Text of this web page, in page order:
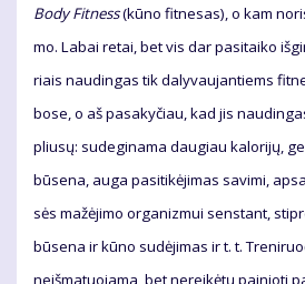
Bo­dy Fit­ness(kū­no fit­ne­sas), o kam
mo. La­bai re­tai, bet vis dar pa­si­tai­ko
riais nau­din­gas tik da­ly­vau­jan­tiems
bo­se, o aš pa­sa­ky­čiau, kad jis
pliu­sų: su­de­gi­na­ma dau­giau ka­lo­ri­jų,
bū­se­na, au­ga pa­si­ti­kė­ji­mas sa­vi­mi,
sės ma­žė­ji­mo or­ga­niz­mui sens­tant,
bū­se­na ir kū­no su­dė­ji­mas ir t. t.
ne­iš­ma­tuo­ja­ma, bet ne­rei­kė­tų pai­nio­ti